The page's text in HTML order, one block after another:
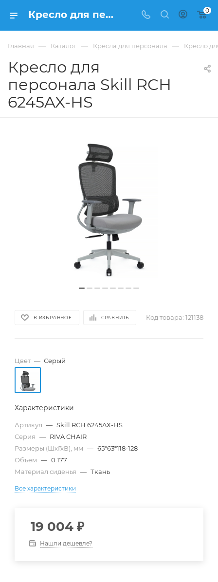
Кресло для персонала Кресла для персонала Skill RCH 6245AX-HS купить в Москве, цена 19 004 ₽. - интернет-магазин ФРАНКОМ 0
Главная — Каталог — Кресла для персонала — Кресло
Кресло для
персонала Skill RCH
6245AX-HS
В ИЗБРАННОЕ СРАВНИТЬ Код товара: 121138
Цвет — Серый
Характеристики
Артикул — Skill RCH 6245AX-HS
Серия — RIVA CHAIR
Размеры (ШхГхВ), мм — 65*63*118-128
Объем — 0.177
Материал сиденья — Ткань
Все характеристики
19 004 ₽
Нашли дешевле?